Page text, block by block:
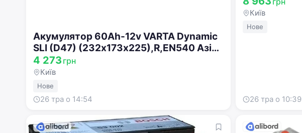
Акумулятор 60Ah-12v VARTA Dynamic
SLI (D47) (232х173х225),R,EN540 Азія
560 410 054
4 273 грн
Київ
Нове
26 тра о 14:54
Київ
Нове
26 тра о 10:39